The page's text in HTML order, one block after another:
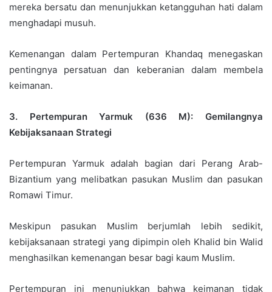
mereka bersatu dan menunjukkan ketangguhan hati dalam
menghadapi musuh.
Kemenangan dalam Pertempuran Khandaq menegaskan
pentingnya persatuan dan keberanian dalam membela
keimanan.
3. Pertempuran Yarmuk (636 M): Gemilangnya
Kebijaksanaan Strategi
Pertempuran Yarmuk adalah bagian dari Perang Arab-
Bizantium yang melibatkan pasukan Muslim dan pasukan
Romawi Timur.
Meskipun pasukan Muslim berjumlah lebih sedikit,
kebijaksanaan strategi yang dipimpin oleh Khalid bin Walid
menghasilkan kemenangan besar bagi kaum Muslim.
Pertempuran ini menunjukkan bahwa keimanan tidak